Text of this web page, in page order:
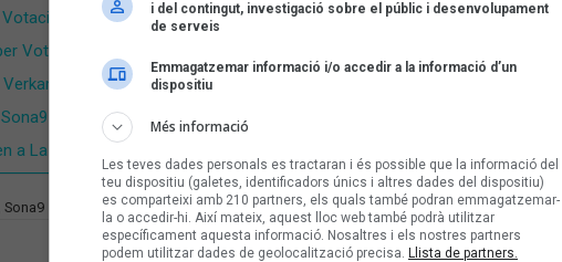
Popular del Sona9 2026
Votació Popular del Sona9 2026
per Votació Popular del Sona9 2026
a La Nau
La Nau amb Ulls Secs, Demà, Pla Moguda i Beni Dolores
Sona9
i del contingut, investigació sobre el públic i desenvolupament
de serveis
Emmagatzemar informació i/o accedir a la informació d’un
dispositiu
Més informació
Les teves dades personals es tractaran i és possible que la informació del
teu dispositiu (galetes, identificadors únics i altres dades del dispositiu)
es comparteixi amb 210 partners, els quals també podran emmagatzemar-
la o accedir-hi. Així mateix, aquest lloc web també podrà utilitzar
específicament aquesta informació. Nosaltres i els nostres partners
podem utilitzar dades de geolocalització precisa. Llista de partners.